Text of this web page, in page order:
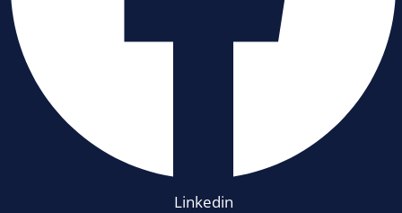
Linkedin